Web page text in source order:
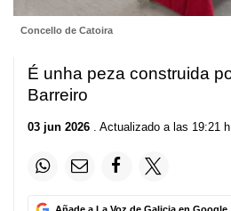
Concello de Catoira
É unha peza construida
Barreiro
03 jun 2026 . Actualizado a las 19:21 h.